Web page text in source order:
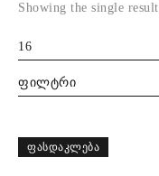
ფილტრი
Showing the single result
16
ᲤᲐᲡᲓᲐᲙᲚᲔᲑᲐ